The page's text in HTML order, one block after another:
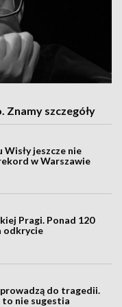
szczegóły
jeszcze nie
w Warszawie
Pragi. Ponad 120
odkrycie
do tragedii.
to nie sugestia